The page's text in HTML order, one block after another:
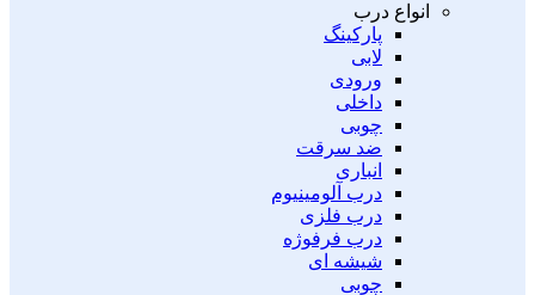
انواع درب
پارکینگ
لابی
ورودی
داخلی
چوبی
ضد سرقت
انباری
درب آلومینیوم
درب فلزی
درب فرفوژه
شیشه ای
چوبی